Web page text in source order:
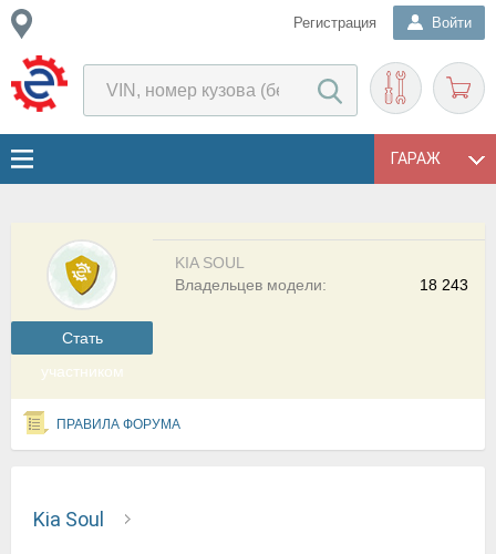
Регистрация Войти
ГАРАЖ
Cтать
участником
KIA SOUL
18 243
Владельцев модели:
ПРАВИЛА ФОРУМА
Kia Soul